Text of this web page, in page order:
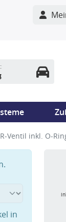
Ventil inkl. O-
in